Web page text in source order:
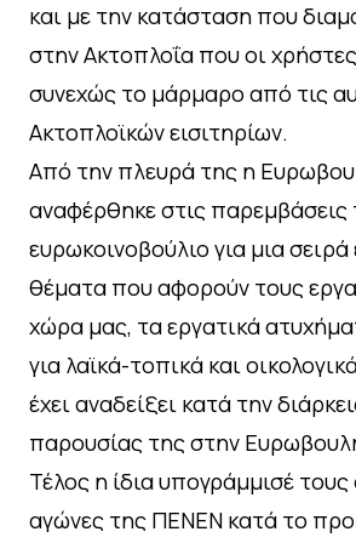
και με την κατάσταση που
στην Ακτοπλοΐα που οι
συνεχώς το μάρμαρο από τις
Ακτοπλοϊκών εισιτηρίων.
Από την πλευρά της η
αναφέρθηκε στις παρεμβάσεις
ευρωκοινοβούλιο για μια
θέματα που αφορούν τους
χώρα μας, τα εργατικά
για λαϊκά-τοπικά και
έχει αναδείξει κατά την
παρουσίας της στην
Τέλος η ίδια υπογράμμισέ
αγώνες της ΠΕΝΕΝ κατά το